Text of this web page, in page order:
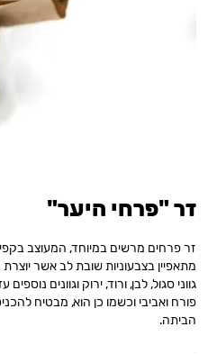
זר "פרחי היער"
זר פרחים מרשים במיוחד, המעוצב
מתאפיין בצבעוניות שובת לב אשר
גווני סגול, לבן, ורוד, ירוק וגוונים
פורח ואביבי וכשמו כן הוא, מבטיח
הביתה.